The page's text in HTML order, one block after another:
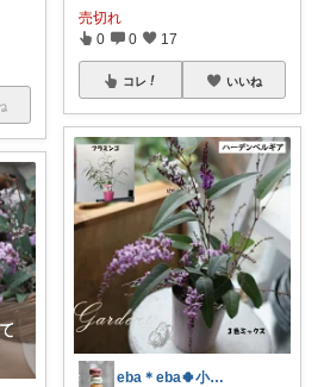
売切れ
0 0 17
コレ いいね
eba＊eba🍀小学生姉妹ママ